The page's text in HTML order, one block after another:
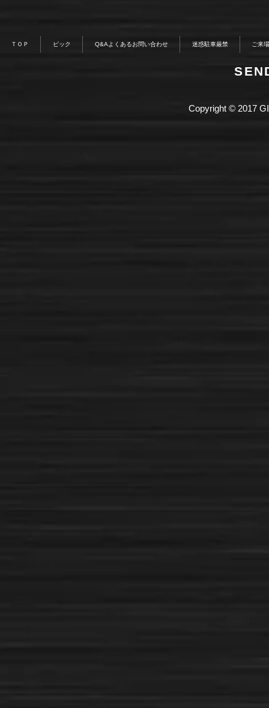
ＴＯＰ ピック Q&Aよくあるお問い合わせ 迷惑駐車厳禁 ご来
Copyright © 2017